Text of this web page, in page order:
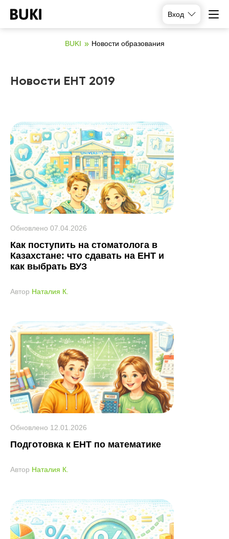
Вход
BUKI Новости образования
Новости ЕНТ 2019
Обновлено 07.04.2026
Как поступить на стоматолога в
Казахстане: что сдавать на ЕНТ и
как выбрать ВУЗ
Автор Наталия К.
Обновлено 12.01.2026
Подготовка к ЕНТ по математике
Автор Наталия К.